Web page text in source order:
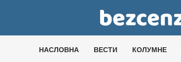
НАСЛОВНА ВЕСТИ КОЛУМНЕ